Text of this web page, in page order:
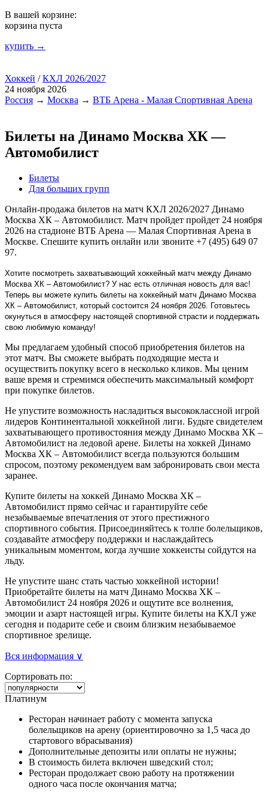
В вашей корзине:
корзина пуста
купить →
Хоккей /КХЛ 2026/2027
24 ноября 2026
Россия → Москва → ВТБ Арена - Малая Спортивная Арена
Билеты на Динамо Москва ХК —
Автомобилист
Билеты
Для больших групп
Онлайн-продажа билетов на матч КХЛ 2026/2027 Динамо
Москва ХК – Автомобилист. Матч пройдет пройдет 24 ноября
2026 на стадионе ВТБ Арена — Малая Спортивная Арена в
Москве. Спешите купить онлайн или звоните +7 (495) 649 07
97.
Хотите посмотреть захватывающий хоккейный матч между Динамо
Москва ХК – Автомобилист? У нас есть отличная новость для вас!
Теперь вы можете купить билеты на хоккейный матч Динамо Москва
ХК – Автомобилист, который состоится 24 ноября 2026. Готовьтесь
окунуться в атмосферу настоящей спортивной страсти и поддержать
свою любимую команду!
Мы предлагаем удобный способ приобретения билетов на
этот матч. Вы сможете выбрать подходящие места и
осуществить покупку всего в несколько кликов. Мы ценим
ваше время и стремимся обеспечить максимальный комфорт
при покупке билетов.
Не упустите возможность насладиться высококлассной игрой
лидеров Континентальной хоккейной лиги. Будьте свидетелем
захватывающего противостояния между Динамо Москва ХК –
Автомобилист на ледовой арене. Билеты на хоккей Динамо
Москва ХК – Автомобилист всегда пользуются большим
спросом, поэтому рекомендуем вам забронировать свои места
заранее.
Купите билеты на хоккей Динамо Москва ХК –
Автомобилист прямо сейчас и гарантируйте себе
незабываемые впечатления от этого престижного
спортивного события. Присоединяйтесь к толпе болельщиков,
создавайте атмосферу поддержки и наслаждайтесь
уникальным моментом, когда лучшие хоккеисты сойдутся на
льду.
Не упустите шанс стать частью хоккейной истории!
Приобретайте билеты на матч Динамо Москва ХК –
Автомобилист 24 ноября 2026 и ощутите все волнения,
эмоции и азарт настоящей игры. Купите билеты на КХЛ уже
сегодня и подарите себе и своим близким незабываемое
спортивное зрелище.
Вся информация ∨
Сортировать по:
Платинум
Ресторан начинает работу с момента запуска
болельщиков на арену (ориентировочно за 1,5 часа до
стартового вбрасывания)
Дополнительные депозиты или оплаты не нужны;
В стоимость билета включен шведский стол;
Ресторан продолжает свою работу на протяжении
одного часа после окончания матча;